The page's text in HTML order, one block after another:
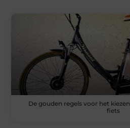
De gouden regels voor het
fiets